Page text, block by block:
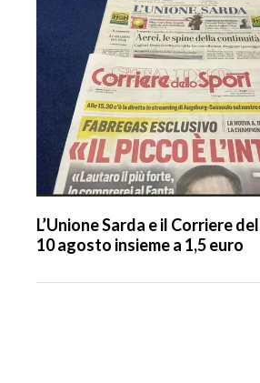
L’Unione Sarda e il Corriere
10 agosto insieme a 1,5 euro